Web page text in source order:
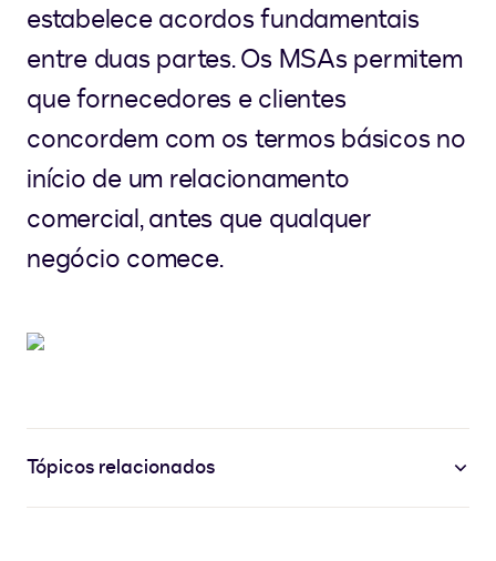
estabelece acordos fundamentais
entre duas partes. Os MSAs permitem
que fornecedores e clientes
concordem com os termos básicos no
início de um relacionamento
comercial, antes que qualquer
negócio comece.
Tópicos relacionados